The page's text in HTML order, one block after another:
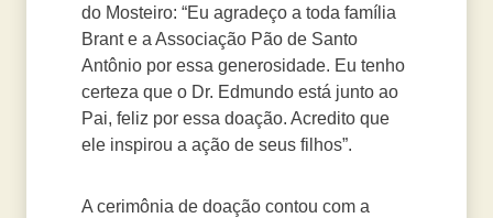
do Mosteiro: “Eu agradeço a toda família
Brant e a Associação Pão de Santo
Antônio por essa generosidade. Eu tenho
certeza que o Dr. Edmundo está junto ao
Pai, feliz por essa doação. Acredito que
ele inspirou a ação de seus filhos”.
A cerimônia de doação contou com a